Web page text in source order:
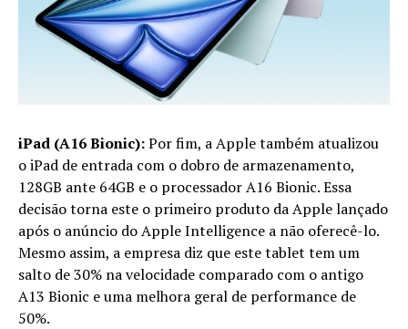
iPad (A16 Bionic):Por fim, a Apple também atualizou
o iPad de entrada com o dobro de armazenamento,
128GB ante 64GB e o processador A16 Bionic. Essa
decisão torna este o primeiro produto da Apple lançado
após o anúncio do Apple Intelligence a não oferecê-lo.
Mesmo assim, a empresa diz que este tablet tem um
salto de 30% na velocidade comparado com o antigo
A13 Bionic e uma melhora geral de performance de
50%.